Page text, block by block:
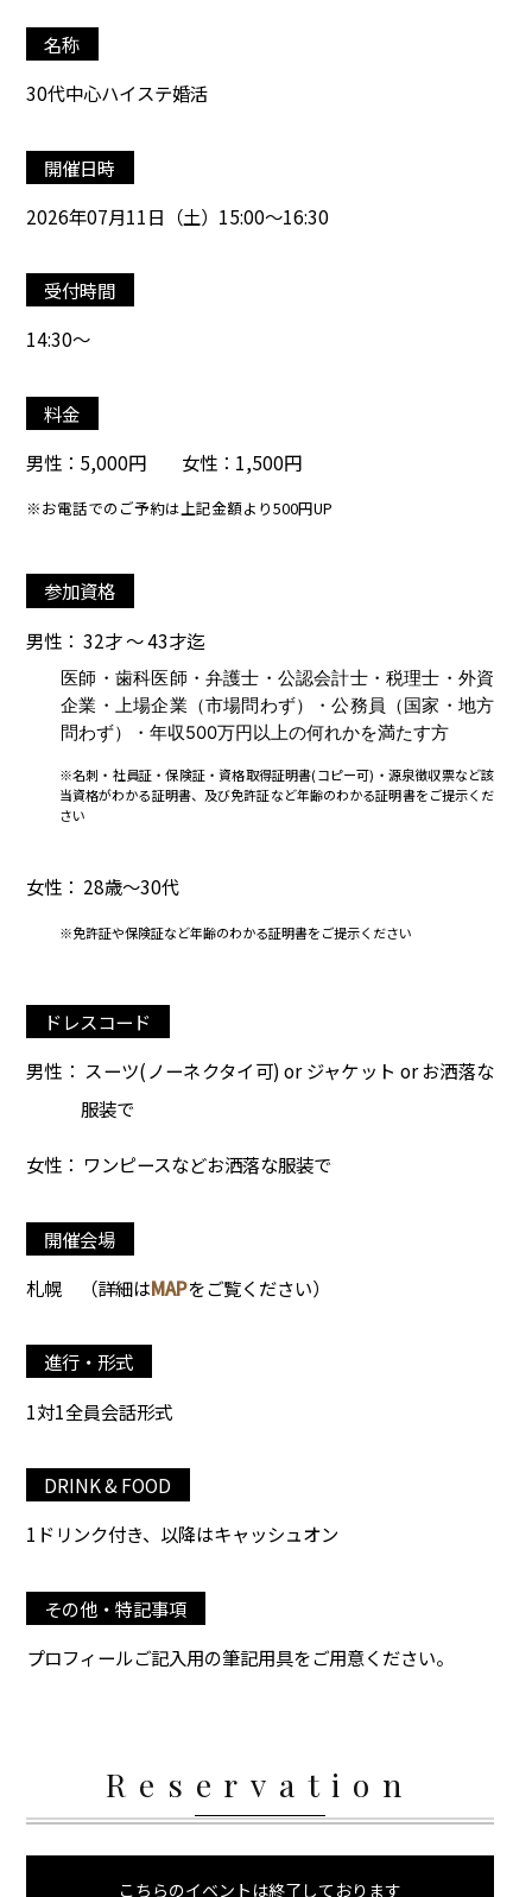
名称
30代中心ハイステ婚活
開催日時
2026年07月11日（土）15:00～16:30
受付時間
14:30～
料金
男性：5,000円 女性：1,500円
※お電話でのご予約は上記金額より500円UP
参加資格
男性： 32才 ～ 43才迄
医師・歯科医師・弁護士・公認会計士・税理士・外資
企業・上場企業（市場問わず）・公務員（国家・地方
問わず）・年収500万円以上の何れかを満たす方
※名刺・社員証・保険証・資格取得証明書(コピー可)・源泉徴収票など該
当資格がわかる証明書、及び免許証など年齢のわかる証明書をご提示くだ
さい
女性： 28歳～30代
※免許証や保険証など年齢のわかる証明書をご提示ください
ドレスコード
男性： スーツ(ノーネクタイ可) or ジャケット or お洒落な
服装で
女性： ワンピースなどお洒落な服装で
開催会場
札幌
（詳細はMAPをご覧ください）
進行・形式
1対1全員会話形式
DRINK & FOOD
1ドリンク付き、以降はキャッシュオン
その他・特記事項
プロフィールご記入用の筆記用具をご用意ください。
Reservation
こちらのイベントは終了しております